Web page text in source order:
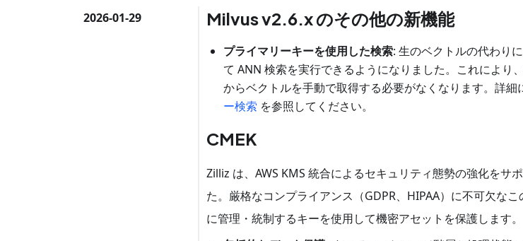
2026-01-29 Milvus v2.6.x のその他の新機能
プライマリーキーを使用した検索: 生のベクトルの代わりに
て ANN 検索を実行できるようになりました。これにより
からベクトルを手動で取得する必要がなくなります。詳細
ー検索 を参照してください。
CMEK
Zilliz は、AWS KMS 統合によるセキュリティ態勢の強化をサ
た。厳格なコンプライアンス（GDPR、HIPAA）に不可欠な
に管理・統制するキーを使用して機密アセットを保護します。